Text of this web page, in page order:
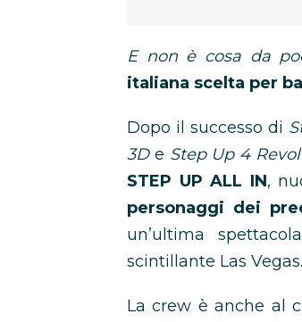
E non è cosa da
italiana scelta per
Dopo il successo di
3De Step Up 4
STEP UP ALL IN,
personaggi dei
un’ultima
scintillante Las Vegas.
La crew è anche al